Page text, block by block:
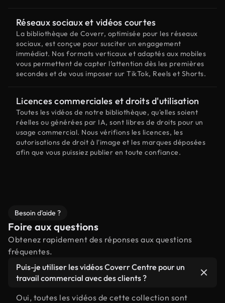
Réseaux sociaux et vidéos courtes
La bibliothèque de Coverr, optimisée pour les réseaux
sociaux, est conçue pour susciter un engagement
immédiat. Nos formats verticaux et adaptés aux mobiles
vous permettent de capter l'attention dès les premières
secondes et de vous imposer sur TikTok, Reels et Shorts.
Licences commerciales et droits d'utilisation
Toutes les vidéos de notre bibliothèque, qu'elles soient
réelles ou générées par IA, sont libres de droits pour un
usage commercial. Nous vérifions les licences, les
autorisations de droit à l'image et les marques déposées
afin que vous puissiez publier en toute confiance.
Besoin d'aide ?
Foire aux questions
Obtenez rapidement des réponses aux questions
fréquentes.
Puis-je utiliser les vidéos Coverr Centre pour un
travail commercial avec des clients ?
Oui, toutes les vidéos de cette collection sont